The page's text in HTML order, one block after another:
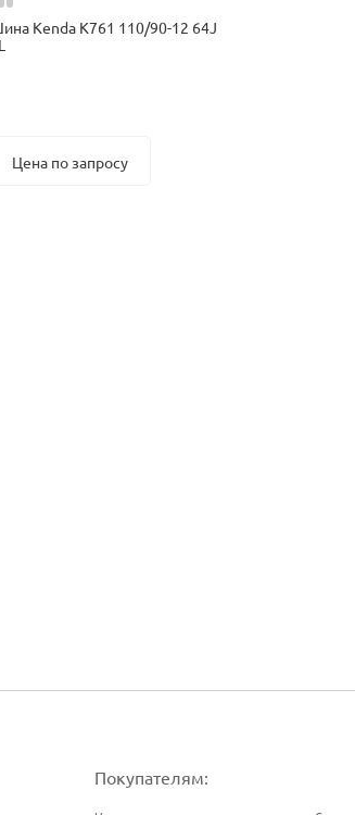
Kenda K761 110/90-12 64J
Цена по запросу
Покупателям: